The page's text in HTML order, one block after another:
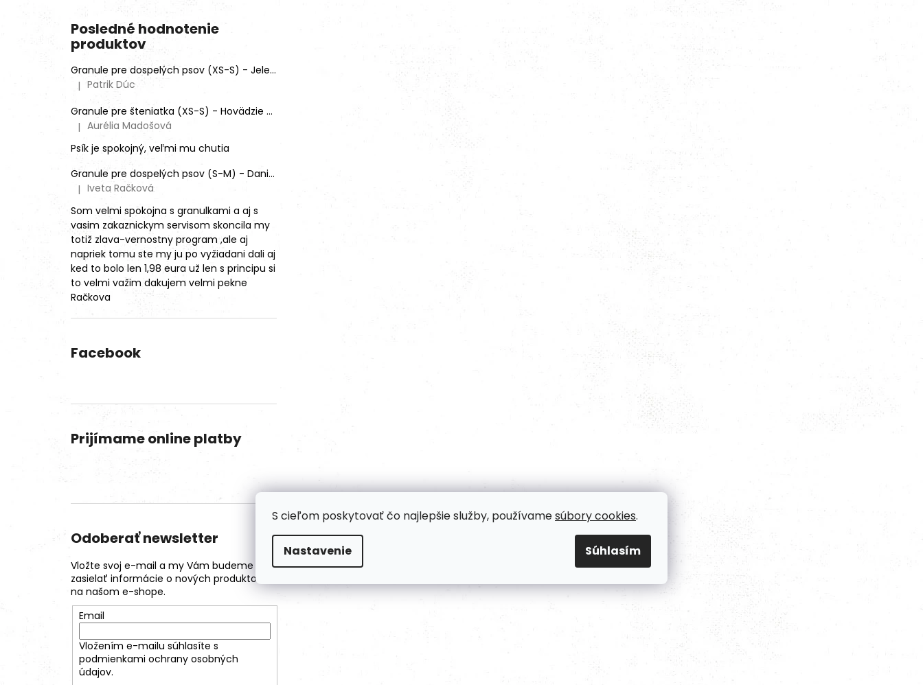
S cieľom poskytovať čo najlepšie služby, používamesúbory cookies.
Nastavenie Súhlasím
Posledné hodnotenie
produktov
Granule pre dospelých psov (XS-S) - Jeleň lesný (SENSITIVE) 9kg
Hodnotenie produktu je 5 z 5 hviezdičiek.
| Patrik Dúc
Granule pre šteniatka (XS-S) - Hovädzie + Morčacie 4kg
Hodnotenie produktu je 5 z 5 hviezdičiek.
| Aurélia Madošová
Psík je spokojný, veľmi mu chutia
Granule pre dospelých psov (S-M) - Daniel škvrnitý (SENSITIVE)
Hodnotenie produktu je 5 z 5 hviezdičiek.
| Iveta Račková
Som velmi spokojna s granulkami a aj s
vasim zakaznickym servisom skoncila my
totiž zlava-vernostny program ,ale aj
napriek tomu ste my ju po vyžiadani dali aj
ked to bolo len 1,98 eura už len s principu si
to velmi važim dakujem velmi pekne
Račkova
Facebook
Prijímame online platby
Odoberať newsletter
Vložte svoj e-mail a my Vám budeme
zasielať informácie o nových produktoch
na našom e-shope.
Email
Vložením e-mailu súhlasíte s
podmienkami ochrany osobných
údajov.